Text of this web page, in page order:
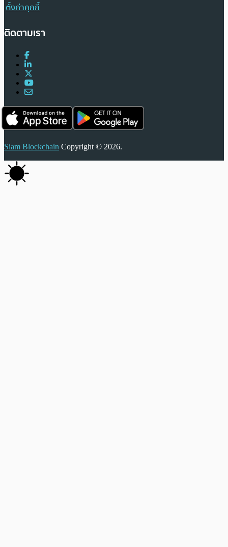
ตั้งค่าคุกกี้
ติดตามเรา
Siam Blockchain Copyright © 2026.